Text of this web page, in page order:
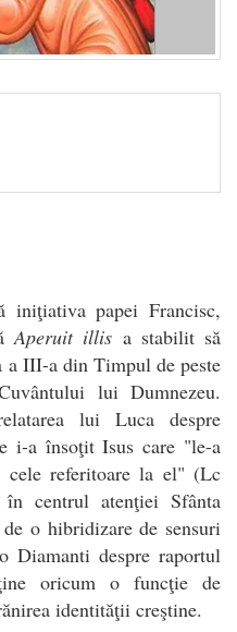
iniţiativa papei Francisc,
Aperuit illis a stabilit să
a III-a din Timpul de peste
lui Dumnezeu.
lui Luca despre
i-a însoţit Isus care "le-a
cele referitoare la el" (Lc
centrul atenţiei Sfânta
o hibridizare de sensuri
despre raportul
oricum o funcţie de
identităţii creştine.